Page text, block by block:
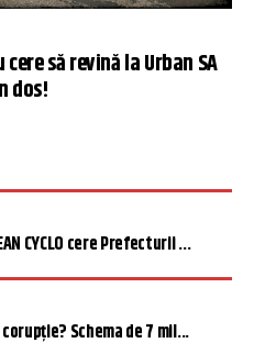
să revină la Urban SA
dos!
CYCLO cere Prefecturii ...
Schema de 7 mil...